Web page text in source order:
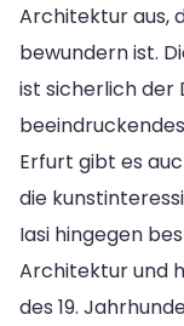
Architektur aus,
bewundern ist.
ist sicherlich der
Erfurt gibt es
die
Iasi hingegen
Architektur und
des 19.